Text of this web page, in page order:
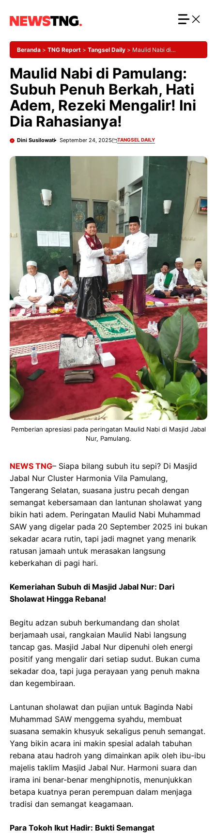
Beranda > TNG Report > Tangsel Daily > Maulid Nabi di
Dia Rahasianya!
Maulid Nabi di Pamulang:
Subuh Penuh Berkah, Hati
Adem, Rezeki Mengalir! Ini
Dia Rahasianya!
Dini Susilowati September 24, 2025 TANGSEL DAILY
Pemberian apresiasi pada peringatan Maulid Nabi di Masjid Jabal
Nur, Pamulang.
NEWS TNG– Siapa bilang subuh itu sepi? Di Masjid
Jabal Nur Cluster Harmonia Vila Pamulang,
Tangerang Selatan, suasana justru pecah dengan
semangat kebersamaan dan lantunan sholawat yang
bikin hati adem. Peringatan Maulid Nabi Muhammad
SAW yang digelar pada 20 September 2025 ini bukan
sekadar acara rutin, tapi jadi magnet yang menarik
ratusan jamaah untuk merasakan langsung
keberkahan di pagi hari.
Kemeriahan Subuh di Masjid Jabal Nur: Dari
Sholawat Hingga Rebana!
Begitu adzan subuh berkumandang dan sholat
berjamaah usai, rangkaian Maulid Nabi langsung
tancap gas. Masjid Jabal Nur dipenuhi oleh energi
positif yang mengalir dari setiap sudut. Bukan cuma
sekadar doa, tapi juga perayaan yang penuh makna
dan kegembiraan.
Lantunan sholawat dan pujian untuk Baginda Nabi
Muhammad SAW menggema syahdu, membuat
suasana semakin khusyuk sekaligus penuh semangat.
Yang bikin acara ini makin spesial adalah tabuhan
rebana atau hadroh yang dimainkan apik oleh ibu-ibu
majelis taklim Masjid Jabal Nur. Harmoni suara dan
irama ini benar-benar menghipnotis, menunjukkan
betapa kuatnya peran perempuan dalam menjaga
tradisi dan semangat keagamaan.
Para Tokoh Ikut Hadir: Bukti Semangat